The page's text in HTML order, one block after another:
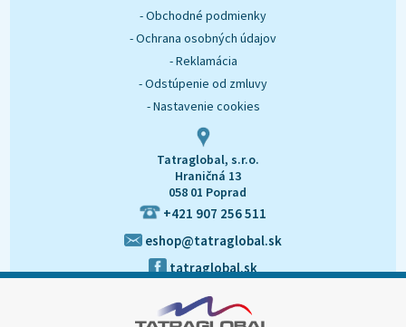
- Obchodné podmienky
- Ochrana osobných údajov
- Reklamácia
- Odstúpenie od zmluvy
- Nastavenie cookies
Tatraglobal, s.r.o.
Hraničná 13
058 01 Poprad
+421 907 256 511
eshop@tatraglobal.sk
tatraglobal.sk